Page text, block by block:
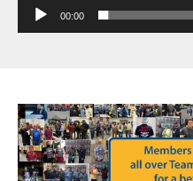
00:00